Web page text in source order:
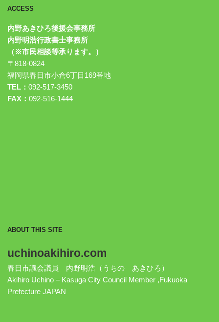
ACCESS
内野あきひろ後援会事務所
内野明浩行政書士事務所
（※市民相談等承ります。）
〒818-0824
福岡県春日市小倉6丁目169番地
TEL： 092-517-3450
FAX： 092-516-1444
ABOUT THIS SITE
uchinoakihiro.com
春日市議会議員 内野明浩（うちの あきひろ）
Akihiro Uchino – Kasuga City Council Member ,Fukuoka
Prefecture JAPAN